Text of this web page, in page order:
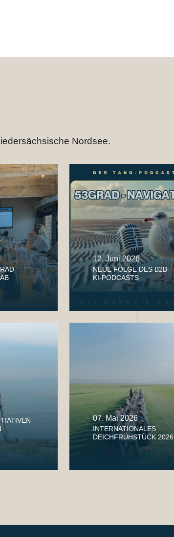
Nordsee.
12. Juni 2026
NEUE FOLGE DES B2B-
KI-PODCASTS
07. Mai 2026
INTERNATIONALES
DEICHFRÜHSTÜCK 2026